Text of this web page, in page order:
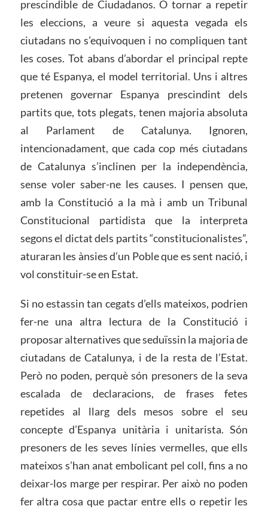
prescindible de Ciudadanos. O tornar a repetir
les eleccions, a veure si aquesta vegada els
ciutadans no s’equivoquen i no compliquen tant
les coses. Tot abans d’abordar el principal repte
que té Espanya, el model territorial. Uns i altres
pretenen governar Espanya prescindint dels
partits que, tots plegats, tenen majoria absoluta
al Parlament de Catalunya. Ignoren,
intencionadament, que cada cop més ciutadans
de Catalunya s’inclinen per la independència,
sense voler saber-ne les causes. I pensen que,
amb la Constitució a la mà i amb un Tribunal
Constitucional partidista que la interpreta
segons el dictat dels partits “constitucionalistes”,
aturaran les ànsies d’un Poble que es sent nació, i
vol constituir-se en Estat.
Si no estassin tan cegats d’ells mateixos, podrien
fer-ne una altra lectura de la Constitució i
proposar alternatives que seduïssin la majoria de
ciutadans de Catalunya, i de la resta de l’Estat.
Però no poden, perquè són presoners de la seva
escalada de declaracions, de frases fetes
repetides al llarg dels mesos sobre el seu
concepte d’Espanya unitària i unitarista. Són
presoners de les seves línies vermelles, que ells
mateixos s’han anat embolicant pel coll, fins a no
deixar-los marge per respirar. Per això no poden
fer altra cosa que pactar entre ells o repetir les